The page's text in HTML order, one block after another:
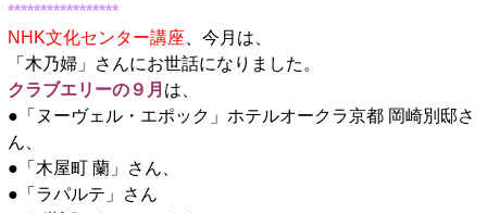
*****************
NHK文化センター講座 、今月は、
「木乃婦」さんにお世話になりました。
クラブエリーの９月 は、
●「ヌーヴェル・エポック」ホテルオークラ京都 岡崎別邸さ
ん、
●「木屋町 蘭」さん、
●「ラパルテ」さん